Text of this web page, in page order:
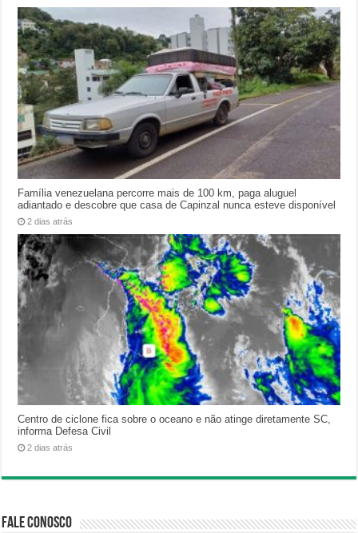
Família venezuelana percorre mais de 100 km, paga aluguel
adiantado e descobre que casa de Capinzal nunca esteve disponível
2 dias atrás
Centro de ciclone fica sobre o oceano e não atinge diretamente SC,
informa Defesa Civil
2 dias atrás
Fale Conosco